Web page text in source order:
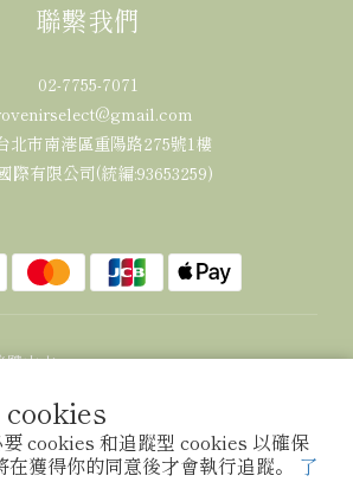
cookies
cookies 和追蹤型 cookies 以確保
獲得你的同意後才會執行追蹤。 了
聯繫我們
02-7755-7071
北市南港區重陽路275號1樓
際有限公司(統編:93653259)
體中文